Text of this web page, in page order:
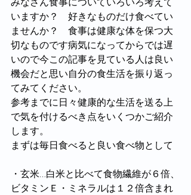
いますか？　好きなものだけ食べてい
ませんか？　食事は健康な体を保つ大
切なものです病気になってからでは遅
いので今この記事を見ている人は良い
機会だと思い自分の食生活を振り返っ
てみてください。
参考までに日々健康的な生活を送る上
で気を付けるべき点をいくつかご紹介
します。
まずは毎日食べると良い食べ物として
・玄米…白米と比べて食物繊維が６倍、
ビタミンＥ・ミネラルは１２倍含まれ